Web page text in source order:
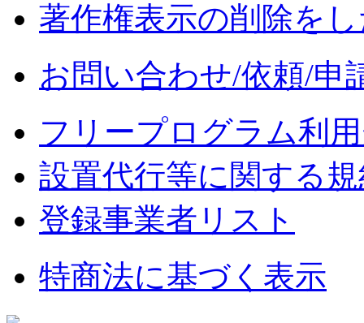
著作権表示の削除を
お問い合わせ/依頼/申
フリープログラム利
設置代行等に関する
登録事業者リスト
特商法に基づく表示